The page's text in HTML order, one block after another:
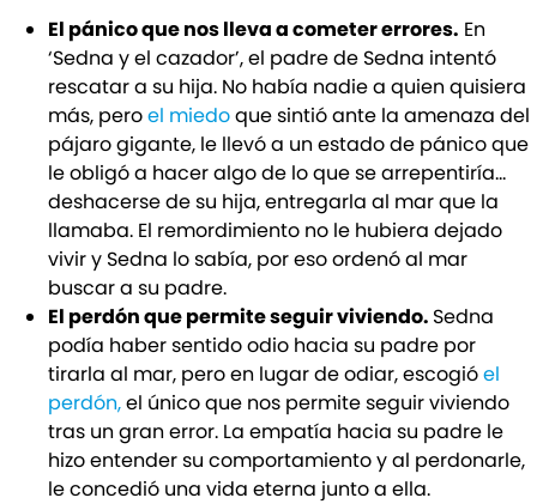
El pánico que nos lleva a cometer errores. En
‘Sedna y el cazador’, el padre de Sedna intentó
rescatar a su hija. No había nadie a quien quisiera
más, peroel miedoque sintió ante la amenaza del
pájaro gigante, le llevó a un estado de pánico que
le obligó a hacer algo de lo que se arrepentiría…
deshacerse de su hija, entregarla al mar que la
llamaba. El remordimiento no le hubiera dejado
vivir y Sedna lo sabía, por eso ordenó al mar
buscar a su padre.
El perdón que permite seguir viviendo. Sedna
podía haber sentido odio hacia su padre por
tirarla al mar, pero en lugar de odiar, escogióel
perdón,el único que nos permite seguir viviendo
tras un gran error. La empatía hacia su padre le
hizo entender su comportamiento y al perdonarle,
le concedió una vida eterna junto a ella.